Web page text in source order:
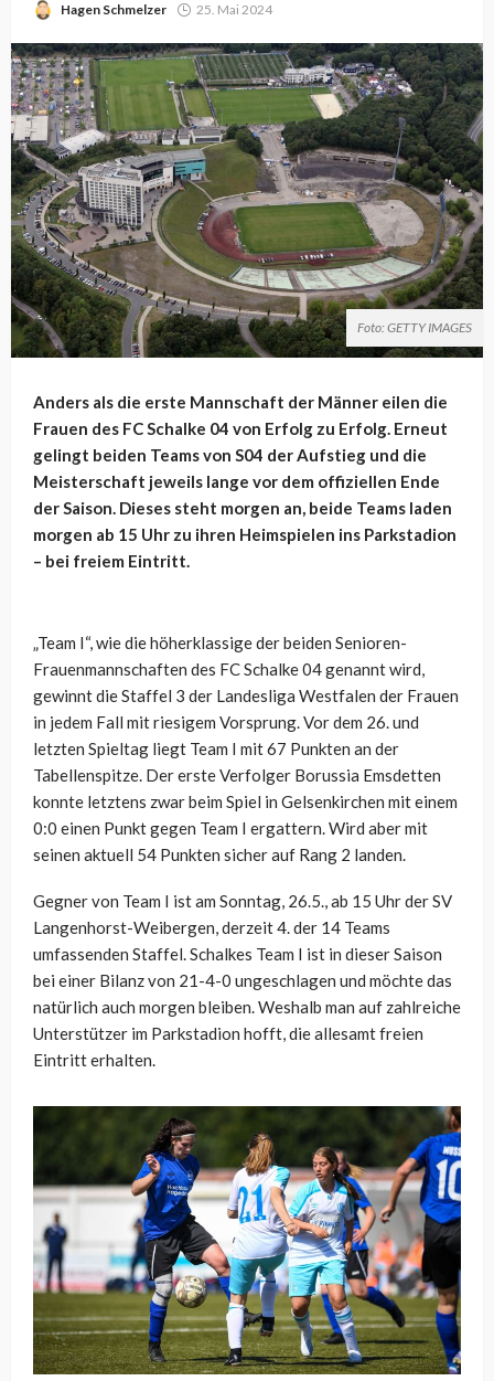
Hagen Schmelzer 25. Mai 2024
Foto: GETTY IMAGES
Anders als die erste Mannschaft der Männer eilen die
Frauen des FC Schalke 04 von Erfolg zu Erfolg. Erneut
gelingt beiden Teams von S04 der Aufstieg und die
Meisterschaft jeweils lange vor dem offiziellen Ende
der Saison. Dieses steht morgen an, beide Teams laden
morgen ab 15 Uhr zu ihren Heimspielen ins Parkstadion
– bei freiem Eintritt.
„Team I“, wie die höherklassige der beiden Senioren-
Frauenmannschaften des FC Schalke 04 genannt wird,
gewinnt die Staffel 3 der Landesliga Westfalen der Frauen
in jedem Fall mit riesigem Vorsprung. Vor dem 26. und
letzten Spieltag liegt Team I mit 67 Punkten an der
Tabellenspitze. Der erste Verfolger Borussia Emsdetten
konnte letztens zwar beim Spiel in Gelsenkirchen mit einem
0:0 einen Punkt gegen Team I ergattern. Wird aber mit
seinen aktuell 54 Punkten sicher auf Rang 2 landen.
Gegner von Team I ist am Sonntag, 26.5., ab 15 Uhr der SV
Langenhorst-Weibergen, derzeit 4. der 14 Teams
umfassenden Staffel. Schalkes Team I ist in dieser Saison
bei einer Bilanz von 21-4-0 ungeschlagen und möchte das
natürlich auch morgen bleiben. Weshalb man auf zahlreiche
Unterstützer im Parkstadion hofft, die allesamt freien
Eintritt erhalten.